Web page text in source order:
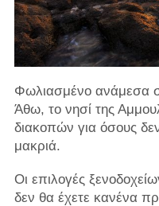
Φωλιασμένο ανάμεσα
Άθω, το νησί της
διακοπών για όσους
μακριά.
Οι επιλογές
δεν θα έχετε κανένα